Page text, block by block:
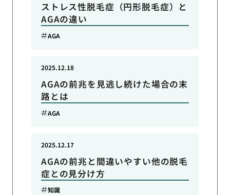
ストレス性脱毛症（円形脱毛症）と
AGAの違い
AGA
AGAの前兆を見逃し続けた場合の末
路とは
2025.12.18
AGA
AGAの前兆と間違いやすい他の脱毛
症との見分け方
2025.12.17
知識